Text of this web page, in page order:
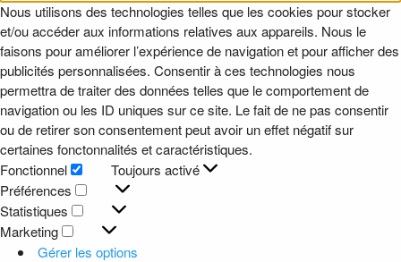
Nous utilisons des technologies telles que les cookies pour stocker
et/ou accéder aux informations relatives aux appareils. Nous le
faisons pour améliorer l’expérience de navigation et pour afficher des
publicités personnalisées. Consentir à ces technologies nous
permettra de traiter des données telles que le comportement de
navigation ou les ID uniques sur ce site. Le fait de ne pas consentir
ou de retirer son consentement peut avoir un effet négatif sur
certaines fonctonnalités et caractéristiques.
Fonctionnel
Fonctionnel
Toujours activé
Préférences
Préférences
Statistiques
Statistiques
Marketing
Marketing
Gérer les options